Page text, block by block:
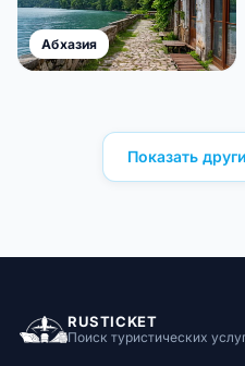
Абхазия
Показать
RUSTICKET
Поиск туристических